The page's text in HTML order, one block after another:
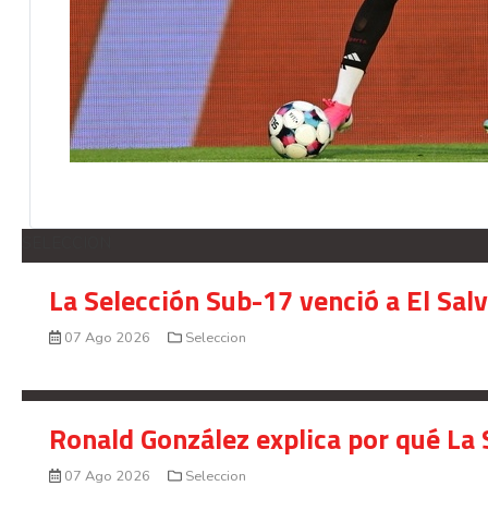
La Selección Sub-17 venció a El
07 Ago 2026 Seleccion
Ronald González explica por qué
07 Ago 2026 Seleccion